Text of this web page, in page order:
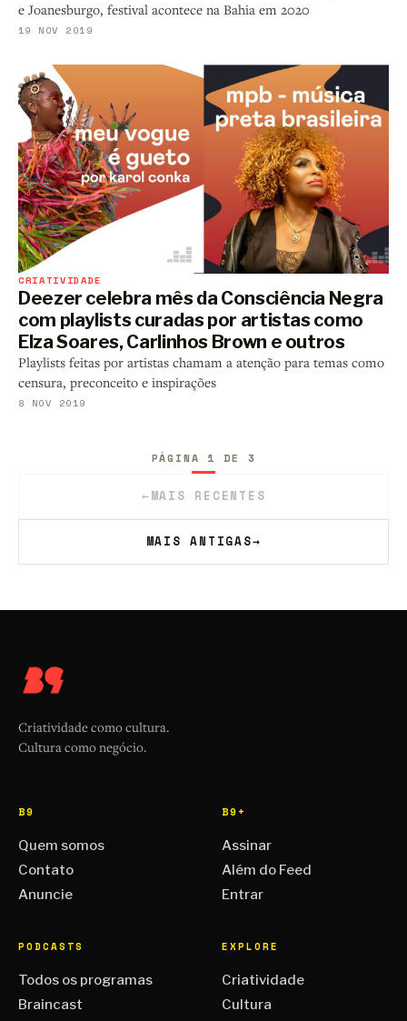
e Joanesburgo, festival acontece na Bahia em 2020
19 NOV 2019
CRIATIVIDADE
Deezer celebra mês da Consciência Negra
com playlists curadas por artistas como
Elza Soares, Carlinhos Brown e outros
Playlists feitas por artistas chamam a atenção para temas como
censura, preconceito e inspirações
8 NOV 2019
←MAIS RECENTES
PÁGINA 1 DE 3
MAIS ANTIGAS→
Criatividade como cultura.
Cultura como negócio.
B9
Quem somos
Contato
Anuncie
B9+
Assinar
Além do Feed
Entrar
PODCASTS
Todos os programas
Braincast
EXPLORE
Criatividade
Cultura